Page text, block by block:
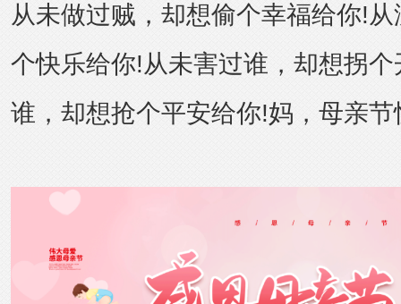
从未做过贼，却想偷个幸福给你!
个快乐给你!从未害过谁，却想拐
谁，却想抢个平安给你!妈，母亲节